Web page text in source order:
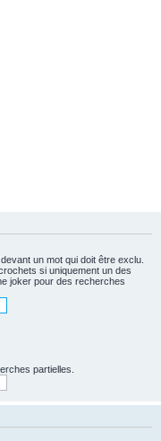
devant un mot qui doit être exclu.
si uniquement un des
joker pour des recherches
partielles.